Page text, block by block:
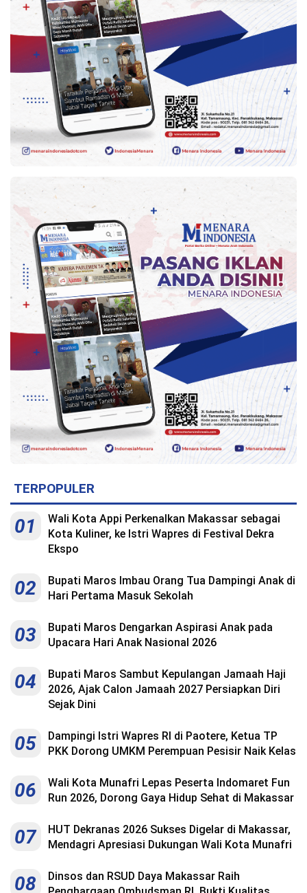
TERPOPULER
01
Wali Kota Appi Perkenalkan Makassar sebagai
Kota Kuliner, ke Istri Wapres di Festival Dekra
Ekspo
02
Bupati Maros Imbau Orang Tua Dampingi Anak di
Hari Pertama Masuk Sekolah
03
Bupati Maros Dengarkan Aspirasi Anak pada
Upacara Hari Anak Nasional 2026
04
Bupati Maros Sambut Kepulangan Jamaah Haji
2026, Ajak Calon Jamaah 2027 Persiapkan Diri
Sejak Dini
05
Dampingi Istri Wapres RI di Paotere, Ketua TP
PKK Dorong UMKM Perempuan Pesisir Naik Kelas
06
Wali Kota Munafri Lepas Peserta Indomaret Fun
Run 2026, Dorong Gaya Hidup Sehat di Makassar
07
HUT Dekranas 2026 Sukses Digelar di Makassar,
Mendagri Apresiasi Dukungan Wali Kota Munafri
08
Dinsos dan RSUD Daya Makassar Raih